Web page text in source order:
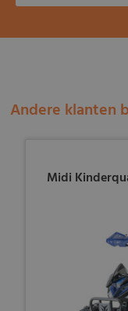
Andere klanten
Midi